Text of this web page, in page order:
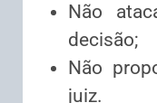
Não
decisão;
Não
juiz.